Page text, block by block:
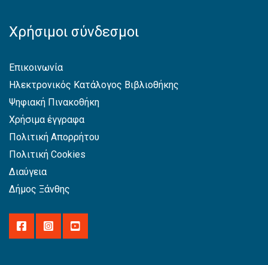
Χρήσιμοι σύνδεσμοι
Επικοινωνία
Ηλεκτρονικός Κατάλογος Βιβλιοθήκης
Ψηφιακή Πινακοθήκη
Χρήσιμα έγγραφα
Πολιτική Απορρήτου
Πολιτική Cookies
Διαύγεια
Δήμος Ξάνθης